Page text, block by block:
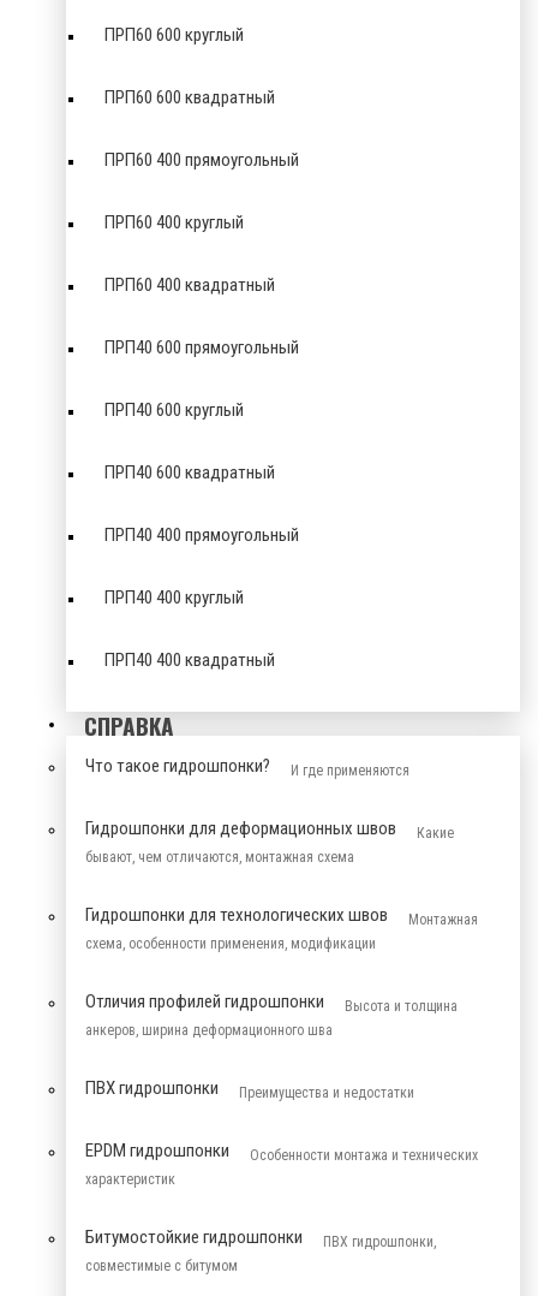
ПРП60 600 круглый
ПРП60 600 квадратный
ПРП60 400 прямоугольный
ПРП60 400 круглый
ПРП60 400 квадратный
ПРП40 600 прямоугольный
ПРП40 600 круглый
ПРП40 600 квадратный
ПРП40 400 прямоугольный
ПРП40 400 круглый
ПРП40 400 квадратный
СПРАВКА
Что такое гидрошпонки? И где применяются
Гидрошпонки для деформационных швов
Какие
бывают, чем отличаются, монтажная схема
Гидрошпонки для технологических швов
Монтажная
схема, особенности применения, модификации
Отличия профилей гидрошпонки
Высота и толщина
анкеров, ширина деформационного шва
ПВХ гидрошпонки Преимущества и недостатки
EPDM гидрошпонки
Особенности монтажа и технических
характеристик
Битумостойкие гидрошпонки
ПВХ гидрошпонки,
совместимые с битумом